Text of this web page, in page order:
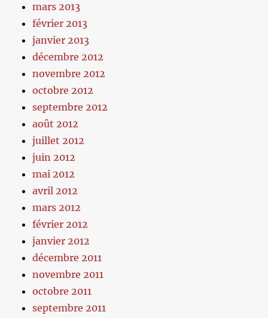
mars 2013
février 2013
janvier 2013
décembre 2012
novembre 2012
octobre 2012
septembre 2012
août 2012
juillet 2012
juin 2012
mai 2012
avril 2012
mars 2012
février 2012
janvier 2012
décembre 2011
novembre 2011
octobre 2011
septembre 2011